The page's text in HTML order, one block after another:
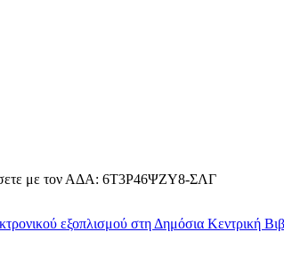
με τον ΑΔΑ: 6Τ3Ρ46ΨΖΥ8-ΣΛΓ
εξοπλισμού στη Δημόσια Κεντρική